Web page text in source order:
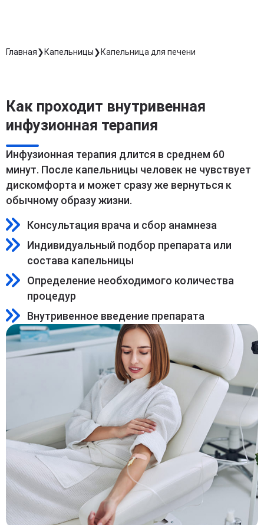
Главная Капельницы Капельница для печени
Как проходит внутривенная
инфузионная терапия
Инфузионная терапия длится в среднем 60
минут. После капельницы человек не чувствует
дискомфорта и может сразу же вернуться к
обычному образу жизни.
Консультация врача и сбор анамнеза
Индивидуальный подбор препарата или
состава капельницы
Определение необходимого количества
процедур
Внутривенное введение препарата